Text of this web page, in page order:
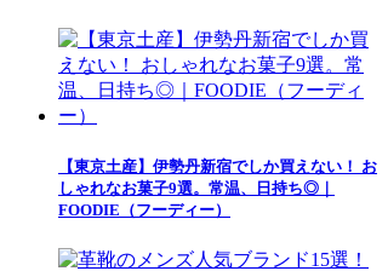
【東京土産】伊勢丹新宿でしか買えない！ お
しゃれなお菓子9選。常温、日持ち◎｜
FOODIE（フーディー）